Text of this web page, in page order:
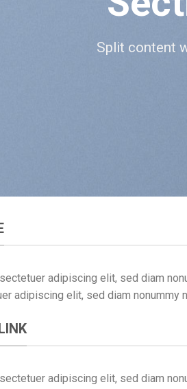
Split content
adipiscing elit, sed diam
adipiscing elit, sed diam nonummy
adipiscing elit, sed diam